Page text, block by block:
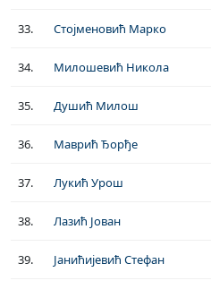
33. Стојменовић Марко
34. Милошевић Никола
35. Душић Милош
36. Маврић Ђорђе
37. Лукић Урош
38. Лазић Јован
39. Јанићијевић Стефан